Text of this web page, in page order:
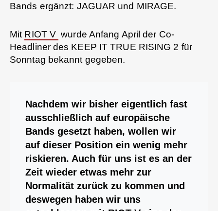
Bands ergänzt: JAGUAR und MIRAGE.
Mit RIOT V wurde Anfang April der Co-
Headliner des KEEP IT TRUE RISING 2 für
Sonntag bekannt gegeben.
Nachdem wir bisher eigentlich fast
ausschließlich auf europäische
Bands gesetzt haben, wollen wir
auf dieser Position ein wenig mehr
riskieren. Auch für uns ist es an der
Zeit wieder etwas mehr zur
Normalität zurück zu kommen und
deswegen haben wir uns